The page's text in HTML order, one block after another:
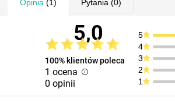
Opinia (1) Pytania (0)
5,0
100% klientów poleca
1 ocena
0 opinii
5
4
3
2
1